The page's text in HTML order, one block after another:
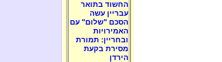
החשוד בתואר
עבריין עשה
הסכם "שלום" עם
האמירויות
ובחריין: תמורת
מסירת בקעת
הירדן